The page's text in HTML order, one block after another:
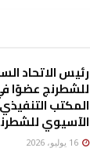
رئيس الاتحاد
للشطرنج عضوًا
المكتب التنفيذي
الآسيوي